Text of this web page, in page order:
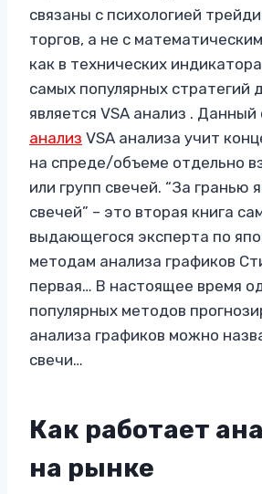
связаны с психологией
торгов, а не с
как в технических
самых популярных стратегий
является VSA анализ . Данный
анализ VSA анализа учит
на спреде/объеме отдельно
или групп свечей. “За гранью
свечей” – это вторая книга
выдающегося эксперта по
методам анализа графиков
первая… В настоящее время
популярных методов
анализа графиков можно
свечи…
Как работает
на рынке